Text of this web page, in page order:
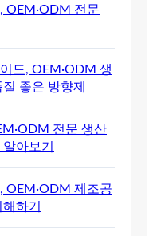
OEM·ODM 전문
드, OEM·ODM 생
좋은 방향제
전문 생산
아보기
OEM·ODM 제조공
하기